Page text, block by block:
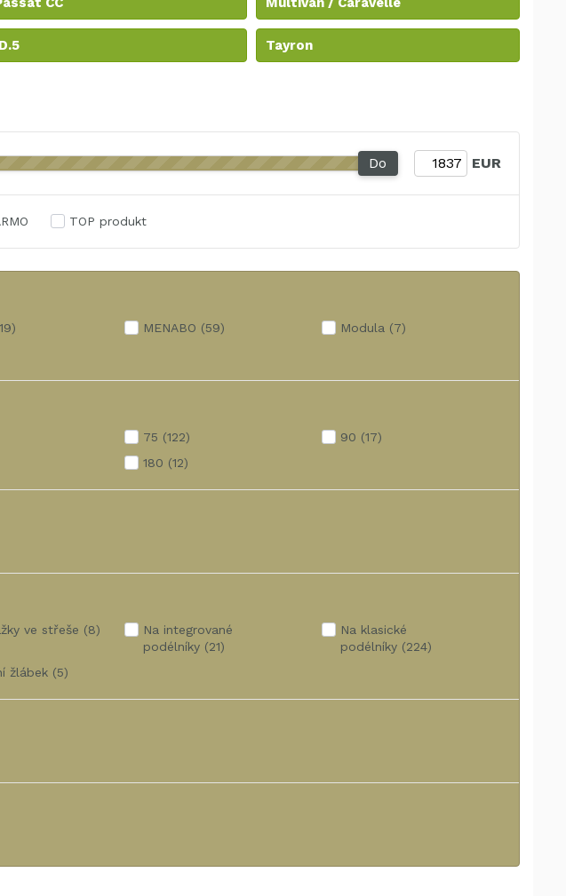
Tayron
Do EUR
TOP produkt
MENABO (59) Modula (7)
75 (122) 90 (17)
180 (12)
ve střeše (8)
Na integrované
podélníky (21)
Na klasické
podélníky (224)
žlábek (5)